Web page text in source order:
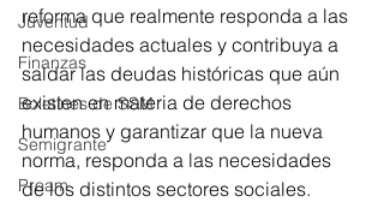
Juventud
Finanzas
Boletines de SSM
Semigrante
Proam
reforma que realmente responda a las
necesidades actuales y contribuya a
saldar las deudas históricas que aún
existen en materia de derechos
humanos y garantizar que la nueva
norma, responda a las necesidades
de los distintos sectores sociales.